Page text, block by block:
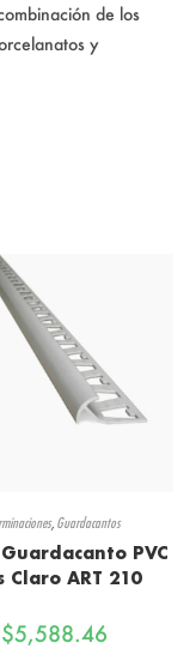
de los
y
, Guardacantos
PVC
Claro ART 210
$5,588.46